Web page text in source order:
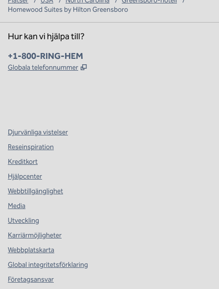
Homewood Suites by Hilton Greensboro
Hur kan vi hjälpa till?
Telefon:
+1-800-RING-HEM
Globala telefonnummer ,
Djurvänliga vistelser
Reseinspiration
Kreditkort
Hjälpcenter
Webbtillgänglighet
Media
Utveckling
Karriärmöjligheter
Webbplatskarta
Global integritetsförklaring
Företagsansvar